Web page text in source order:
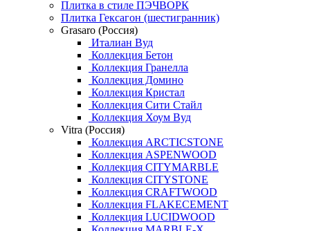
Плитка в стиле ПЭЧВОРК
Плитка Гексагон (шестигранник)
Grasaro (Россия)
Италиан Вуд
Коллекция Бетон
Коллекция Гранелла
Коллекция Домино
Коллекция Кристал
Коллекция Сити Стайл
Коллекция Хоум Вуд
Vitra (Россия)
Коллекция ARCTICSTONE
Коллекция ASPENWOOD
Коллекция CITYMARBLE
Коллекция CITYSTONE
Коллекция CRAFTWOOD
Коллекция FLAKECEMENT
Коллекция LUCIDWOOD